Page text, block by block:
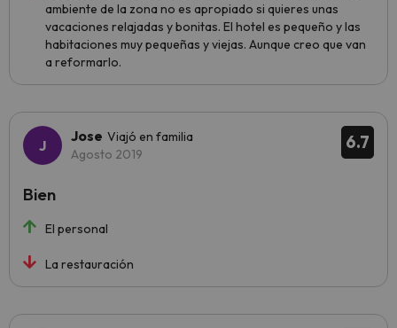
ambiente de la zona no es apropiado si quieres unas
vacaciones relajadas y bonitas. El hotel es pequeño y las
habitaciones muy pequeñas y viejas. Aunque creo que van
a reformarlo.
6.7
Jose Viajó en familia
Agosto 2019
El personal
La restauración
Bien